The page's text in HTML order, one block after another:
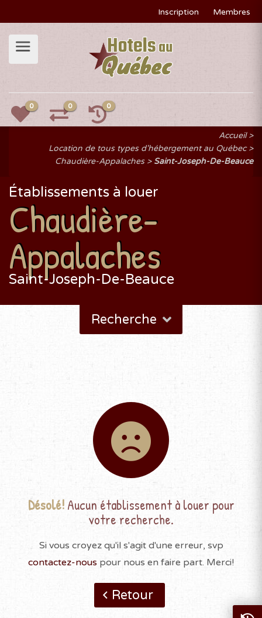
Inscription Membres
0 0 0
Accueil
Location de tous types d'hébergement au Québec
Chaudière-Appalaches
Saint-Joseph-De-Beauce
Établissements à louer
Chaudière-
Appalaches
Saint-Joseph-De-Beauce
Recherche
Désolé!Aucun établissement à louer pour
votre recherche.
Si vous croyez qu'il s'agit d'une erreur, svp
contactez-nous pour nous en faire part. Merci!
Retour